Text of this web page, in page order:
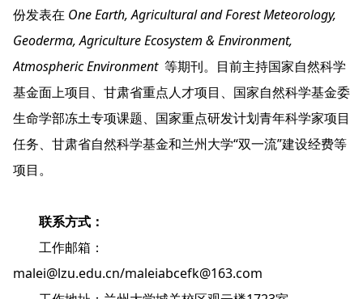
份发表在 One Earth, Agricultural and Forest Meteorology,
Geoderma, Agriculture Ecosystem & Environment,
Atmospheric Environment 等期刊。目前主持国家自然科学
基金面上项目、甘肃省重点人才项目、国家自然科学基金委
生命学部冻土专项课题、国家重点研发计划青年科学家项目
任务、甘肃省自然科学基金和兰州大学“双一流”建设经费等
项目。
联系方式：
工作邮箱：
malei@lzu.edu.cn/maleiabcefk@163.com